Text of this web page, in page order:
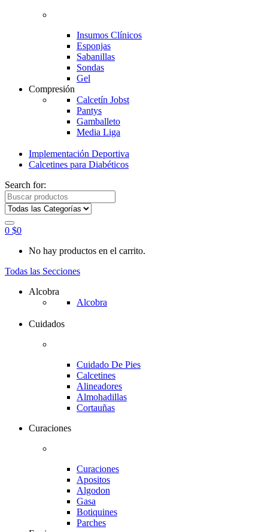
Insumos Clínicos
Esponjas
Sabanillas
Sondas
Gel
Compresión
Calcetín Jobst
Pantys
Gamballeto
Media Liga
Implementación Deportiva
Calcetines para Diabéticos
Search for:
0 $0
No hay productos en el carrito.
Todas las Secciones
Alcobra
Alcobra
Cuidados
Cuidado De Pies
Calcetines
Alineadores
Almohadillas
Cortauñas
Curaciones
Curaciones
Apositos
Algodon
Gasa
Botiquines
Parches